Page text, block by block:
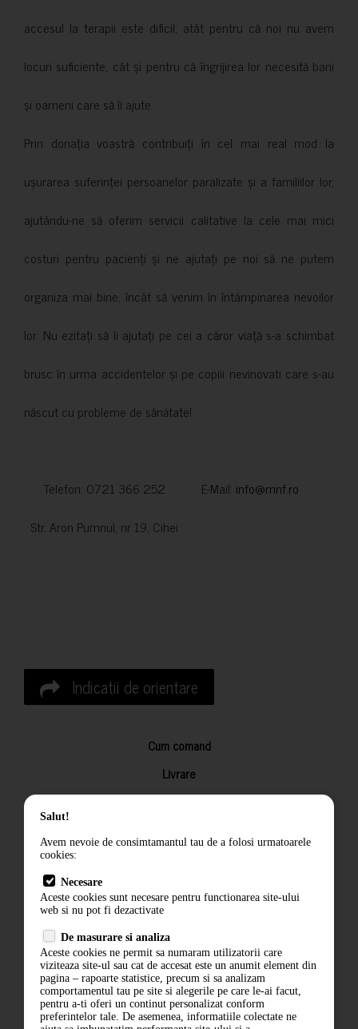
accesul la terapii este dificil, atât pentru că noi nu avem
locuri suficiente, cât și pentru că îngrijirea lor necesită bani
și oameni care să îi ajute.
Prin donația voastră contribuiți în cel mai real mod la
ușurarea suferinței persoanelor paralizate și a familiilor lor,
ajutându-ne să oferim servicii calitative la cele mai mici
costuri pentru pacienți și ne ajutați pe noi să ne putem
organiza mai bine, încât să venim în întâmpinarea nevoilor
lor. Nu ezitați să îi ajutați pe cei a căror viață s-a schimbat
brusc în urma accidentelor și pe copiii nevinovati care s-au
născut cu probleme de sănătate!
Telefon: 0721 366 252 E-Mail: info@mnf.ro
Str. Aron Pumnul, nr 19, Cihei
Indicatii de orientare
Cum comand
Livrare
Returnarea produselor
Termeni si conditii
Politica de confidentialitate
ANPC
Salut!
Avem nevoie de consimtamantul tau de a folosi urmatoarele
cookies:
Necesare
Aceste cookies sunt necesare pentru functionarea site-ului
web si nu pot fi dezactivate
De masurare si analiza
Aceste cookies ne permit sa numaram utilizatorii care
viziteaza site-ul sau cat de accesat este un anumit element din
pagina – rapoarte statistice, precum si sa analizam
comportamentul tau pe site si alegerile pe care le-ai facut,
pentru a-ti oferi un continut personalizat conform
preferintelor tale. De asemenea, informatiile colectate ne